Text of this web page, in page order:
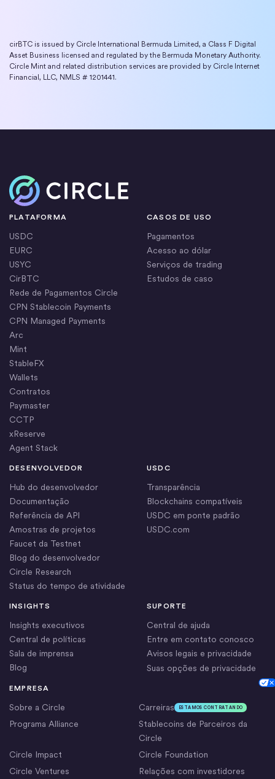
cirBTC is issued by Circle International Bermuda Limited, a Class F Digital
Asset Business licensed and regulated by the Bermuda Monetary Authority.
Circle Mint and related distribution services are provided by Circle Internet
Financial, LLC, NMLS # 1201441.
Início
PLATAFORMA
USDC
EURC
USYC
CirBTC
Rede de Pagamentos Circle
CPN Stablecoin Payments
CPN Managed Payments
Arc
Mint
StableFX
Wallets
Contratos
Paymaster
CCTP
xReserve
Agent Stack
CASOS DE USO
Pagamentos
Acesso ao dólar
Serviços de trading
Estudos de caso
DESENVOLVEDOR
Hub do desenvolvedor
Documentação
Referência de API
Amostras de projetos
Faucet da Testnet
Blog do desenvolvedor
Circle Research
Status do tempo de atividade
EMPRESA
Sobre a Circle Carreiras ESTAMOS CONTRATANDO
Programa Alliance
Stablecoins de Parceiros da
Circle
Circle Impact
Circle Foundation
Circle Ventures
Relações com investidores
USDC
Transparência
Blockchains compatíveis
USDC em ponte padrão
USDC.com
INSIGHTS
Insights executivos
Central de políticas
Sala de imprensa
Blog
SUPORTE
Central de ajuda
Entre em contato conosco
Avisos legais e privacidade
Suas opções de privacidade